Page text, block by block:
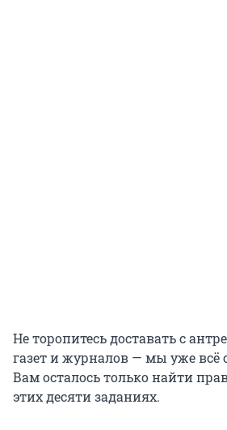
Не торопитесь доставать с
газет и журналов — мы уже всё
Вам осталось только найти
этих десяти заданиях.